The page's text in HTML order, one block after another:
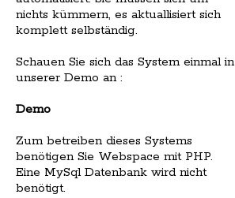
nichts kümmern, es aktuallisiert sich
komplett selbständig.
Schauen Sie sich das System einmal in
unserer Demo an :
Demo
Zum betreiben dieses Systems
benötigen Sie Webspace mit PHP.
Eine MySql Datenbank wird nicht
benötigt.